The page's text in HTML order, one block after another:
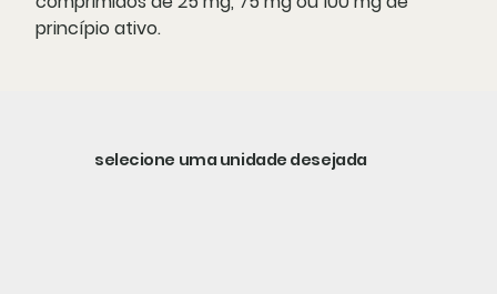
princípio ativo.
selecione uma unidade desejada